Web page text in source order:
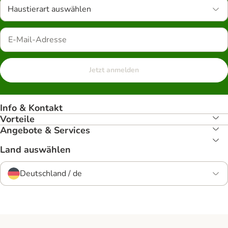
Haustierart auswählen
Jetzt anmelden
Info & Kontakt
Vorteile
Angebote & Services
Land auswählen
Deutschland / de